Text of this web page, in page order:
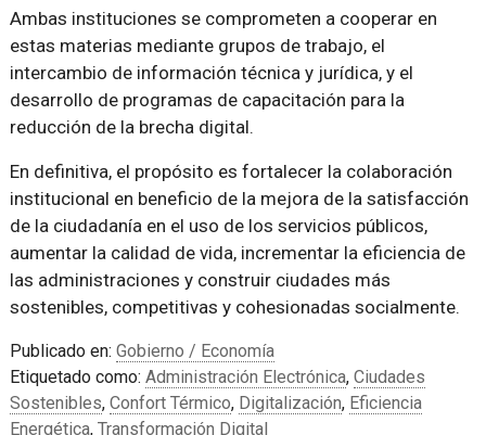
Ambas instituciones se comprometen a cooperar en
estas materias mediante grupos de trabajo, el
intercambio de información técnica y jurídica, y el
desarrollo de programas de capacitación para la
reducción de la brecha digital.
En definitiva, el propósito es fortalecer la colaboración
institucional en beneficio de la mejora de la satisfacción
de la ciudadanía en el uso de los servicios públicos,
aumentar la calidad de vida, incrementar la eficiencia de
las administraciones y construir ciudades más
sostenibles, competitivas y cohesionadas socialmente.
Publicado en: Gobierno / Economía
Etiquetado como: Administración Electrónica, Ciudades
Sostenibles, Confort Térmico, Digitalización, Eficiencia
Energética, Transformación Digital